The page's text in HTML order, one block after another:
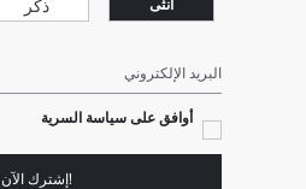
انثى ذكر
البريد الإلكتروني
أوافق على سياسة السرية
!إشترك الآن